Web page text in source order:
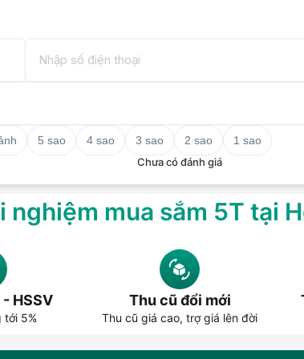
Gian
5 sao 4 sao 3 sao 2 sao
1 sao
Chưa có đánh giá
nghiệm mua sắm 5T tại
HSSV
tới 5%
Thu cũ đổi mới
Thu cũ giá cao, trợ giá lên đời